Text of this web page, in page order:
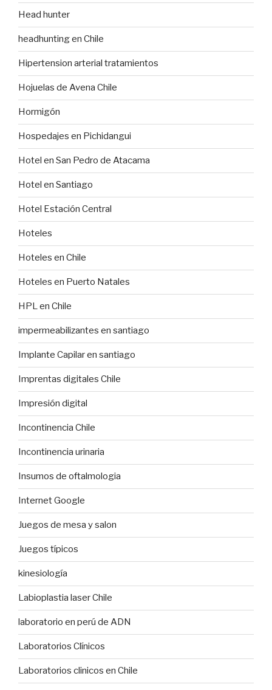
Head hunter
headhunting en Chile
Hipertension arterial tratamientos
Hojuelas de Avena Chile
Hormigón
Hospedajes en Pichidangui
Hotel en San Pedro de Atacama
Hotel en Santiago
Hotel Estación Central
Hoteles
Hoteles en Chile
Hoteles en Puerto Natales
HPL en Chile
impermeabilizantes en santiago
Implante Capilar en santiago
Imprentas digitales Chile
Impresión digital
Incontinencia Chile
Incontinencia urinaria
Insumos de oftalmologia
Internet Google
Juegos de mesa y salon
Juegos típicos
kinesiología
Labioplastia laser Chile
laboratorio en perú de ADN
Laboratorios Clínicos
Laboratorios clinicos en Chile